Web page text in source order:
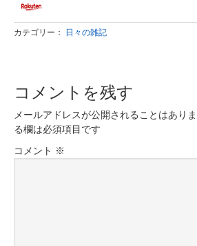
カテゴリー： 日々の雑記
コメントを残す
メールアドレスが公開されることはありま
る欄は必須項目です
コメント ※